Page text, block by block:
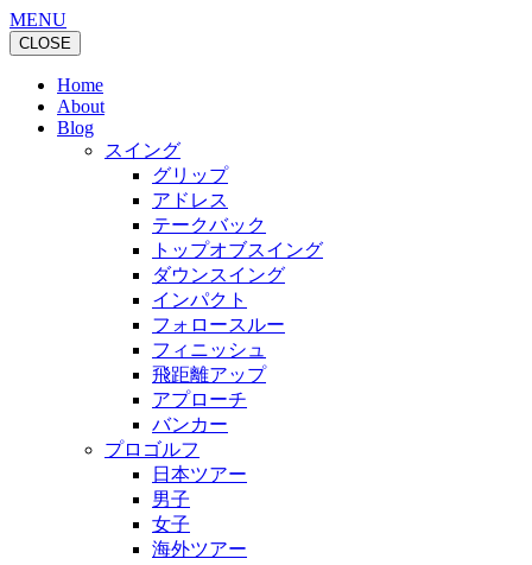
MENU
CLOSE
Home
About
Blog
スイング
グリップ
アドレス
テークバック
トップオブスイング
ダウンスイング
インパクト
フォロースルー
フィニッシュ
飛距離アップ
アプローチ
バンカー
プロゴルフ
日本ツアー
男子
女子
海外ツアー